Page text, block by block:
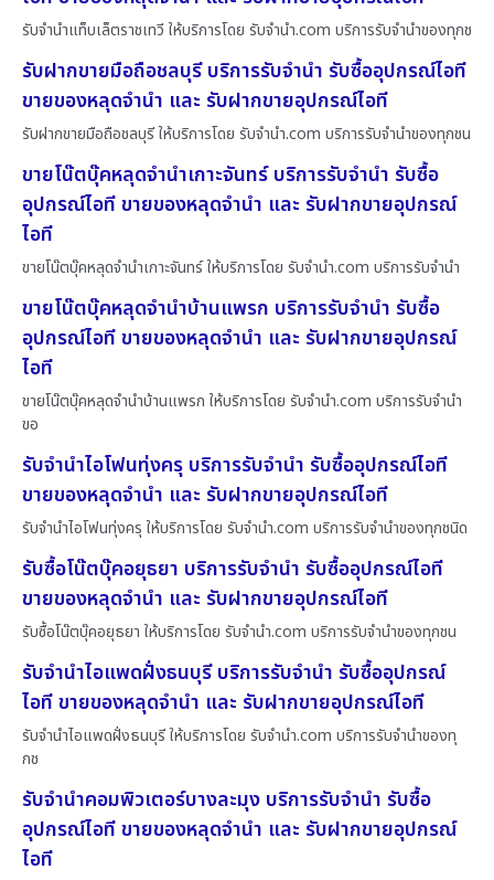
รับจำนำแท็บเล็ตราชเทวี ให้บริการโดย รับจํานํา.com บริการรับจำนำของทุกช
รับฝากขายมือถือชลบุรี บริการรับจำนำ รับซื้ออุปกรณ์ไอที
ขายของหลุดจำนำ และ รับฝากขายอุปกรณ์ไอที
รับฝากขายมือถือชลบุรี ให้บริการโดย รับจํานํา.com บริการรับจำนำของทุกชน
ขายโน๊ตบุ๊คหลุดจำนำเกาะจันทร์ บริการรับจำนำ รับซื้อ
อุปกรณ์ไอที ขายของหลุดจำนำ และ รับฝากขายอุปกรณ์
ไอที
ขายโน๊ตบุ๊คหลุดจำนำเกาะจันทร์ ให้บริการโดย รับจํานํา.com บริการรับจำนำ
ขายโน๊ตบุ๊คหลุดจำนำบ้านแพรก บริการรับจำนำ รับซื้อ
อุปกรณ์ไอที ขายของหลุดจำนำ และ รับฝากขายอุปกรณ์
ไอที
ขายโน๊ตบุ๊คหลุดจำนำบ้านแพรก ให้บริการโดย รับจํานํา.com บริการรับจำนำ
ขอ
รับจำนำไอโฟนทุ่งครุ บริการรับจำนำ รับซื้ออุปกรณ์ไอที
ขายของหลุดจำนำ และ รับฝากขายอุปกรณ์ไอที
รับจำนำไอโฟนทุ่งครุ ให้บริการโดย รับจํานํา.com บริการรับจำนำของทุกชนิด
รับซื้อโน๊ตบุ๊คอยุธยา บริการรับจำนำ รับซื้ออุปกรณ์ไอที
ขายของหลุดจำนำ และ รับฝากขายอุปกรณ์ไอที
รับซื้อโน๊ตบุ๊คอยุธยา ให้บริการโดย รับจํานํา.com บริการรับจำนำของทุกชน
รับจำนำไอแพดฝั่งธนบุรี บริการรับจำนำ รับซื้ออุปกรณ์
ไอที ขายของหลุดจำนำ และ รับฝากขายอุปกรณ์ไอที
รับจำนำไอแพดฝั่งธนบุรี ให้บริการโดย รับจํานํา.com บริการรับจำนำของทุ
กช
รับจำนำคอมพิวเตอร์บางละมุง บริการรับจำนำ รับซื้อ
อุปกรณ์ไอที ขายของหลุดจำนำ และ รับฝากขายอุปกรณ์
ไอที